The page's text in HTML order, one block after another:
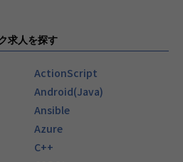
求人を探す
ActionScript
Android(Java)
Ansible
Azure
C++